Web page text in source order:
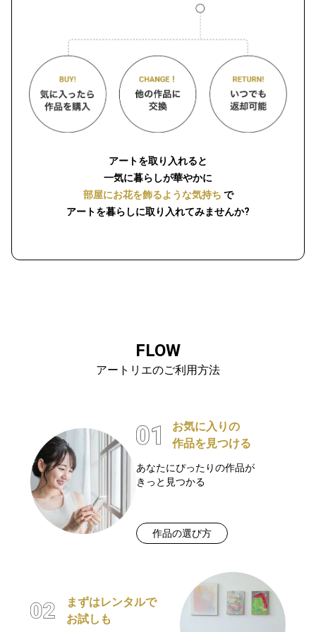
アートを取り入れると
一気に暮らしが華やかに
部屋にお花を飾るような気持ち で
アートを暮らしに取り入れてみませんか?
FLOW
アートリエのご利用方法
お気に入りの
作品を見つける
あなたにぴったりの作品が
きっと見つかる
作品の選び方
まずはレンタルで
お試しも